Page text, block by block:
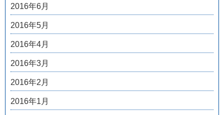
2016年6月
2016年5月
2016年4月
2016年3月
2016年2月
2016年1月